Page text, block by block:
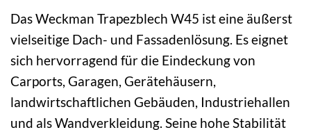
Das Weckman Trapezblech W45 ist eine äußerst
vielseitige Dach- und Fassadenlösung. Es eignet
sich hervorragend für die Eindeckung von
Carports, Garagen, Gerätehäusern,
landwirtschaftlichen Gebäuden, Industriehallen
und als Wandverkleidung. Seine hohe Stabilität